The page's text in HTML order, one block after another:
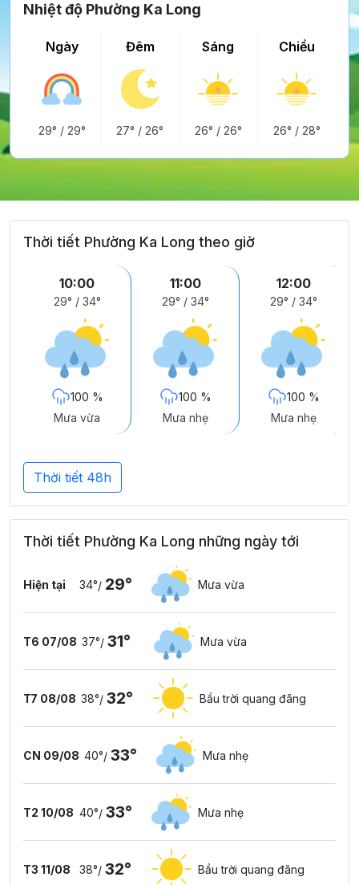
Nhiệt độ Phường Ka Long
Ngày
29° / 29°
Đêm
27° /26°
Sáng
26° / 26°
Chiều
26° / 28°
Thời tiết Phường Ka Long theo giờ
10:00
29° / 34°
100 %
Mưa vừa
11:00
29° / 34°
100 %
Mưa nhẹ
12:00
29° / 34°
100 %
Mưa nhẹ
Thời tiết 48h
Thời tiết Phường Ka Long những ngày tới
Hiện tại 34°/ 29° Mưa vừa
T6 07/08 37°/ 31° Mưa vừa
T7 08/08 38°/ 32° Bầu trời quang đãng
CN 09/08 40°/ 33° Mưa nhẹ
T2 10/08 40°/ 33° Mưa nhẹ
T3 11/08 38°/ 32° Bầu trời quang đãng